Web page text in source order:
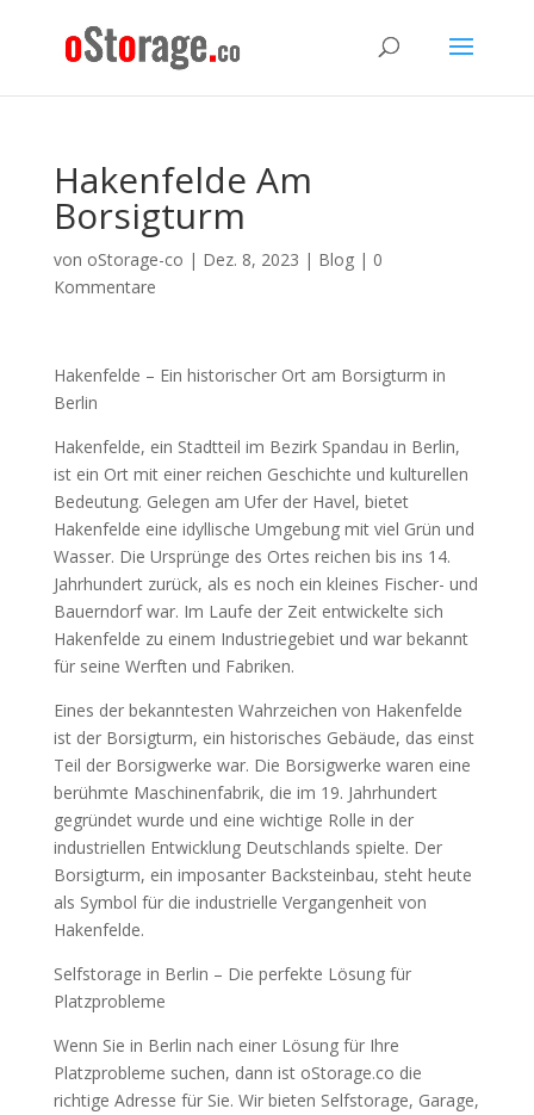
Hakenfelde Am
Borsigturm
von oStorage-co | Dez. 8, 2023 | Blog| 0
Kommentare
Hakenfelde – Ein historischer Ort am Borsigturm in
Berlin
Hakenfelde, ein Stadtteil im Bezirk Spandau in Berlin,
ist ein Ort mit einer reichen Geschichte und kulturellen
Bedeutung. Gelegen am Ufer der Havel, bietet
Hakenfelde eine idyllische Umgebung mit viel Grün und
Wasser. Die Ursprünge des Ortes reichen bis ins 14.
Jahrhundert zurück, als es noch ein kleines Fischer- und
Bauerndorf war. Im Laufe der Zeit entwickelte sich
Hakenfelde zu einem Industriegebiet und war bekannt
für seine Werften und Fabriken.
Eines der bekanntesten Wahrzeichen von Hakenfelde
ist der Borsigturm, ein historisches Gebäude, das einst
Teil der Borsigwerke war. Die Borsigwerke waren eine
berühmte Maschinenfabrik, die im 19. Jahrhundert
gegründet wurde und eine wichtige Rolle in der
industriellen Entwicklung Deutschlands spielte. Der
Borsigturm, ein imposanter Backsteinbau, steht heute
als Symbol für die industrielle Vergangenheit von
Hakenfelde.
Selfstorage in Berlin – Die perfekte Lösung für
Platzprobleme
Wenn Sie in Berlin nach einer Lösung für Ihre
Platzprobleme suchen, dann ist oStorage.co die
richtige Adresse für Sie. Wir bieten Selfstorage, Garage,